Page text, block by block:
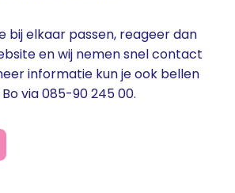
bij elkaar passen, reageer dan
en wij nemen snel contact
informatie kun je ook bellen
via 085-90 245 00.